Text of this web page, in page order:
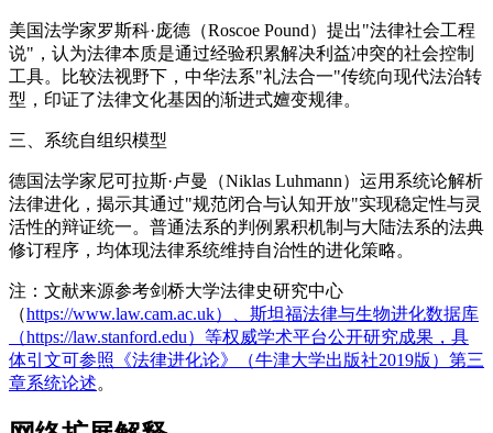
美国法学家罗斯科·庞德（Roscoe Pound）提出"法律社会工程
说"，认为法律本质是通过经验积累解决利益冲突的社会控制
工具。比较法视野下，中华法系"礼法合一"传统向现代法治转
型，印证了法律文化基因的渐进式嬗变规律。
三、系统自组织模型
德国法学家尼可拉斯·卢曼（Niklas Luhmann）运用系统论解析
法律进化，揭示其通过"规范闭合与认知开放"实现稳定性与灵
活性的辩证统一。普通法系的判例累积机制与大陆法系的法典
修订程序，均体现法律系统维持自治性的进化策略。
注：文献来源参考剑桥大学法律史研究中心
（https://www.law.cam.ac.uk）、斯坦福法律与生物进化数据库
（https://law.stanford.edu）等权威学术平台公开研究成果，具
体引文可参照《法律进化论》（牛津大学出版社2019版）第三
章系统论述。